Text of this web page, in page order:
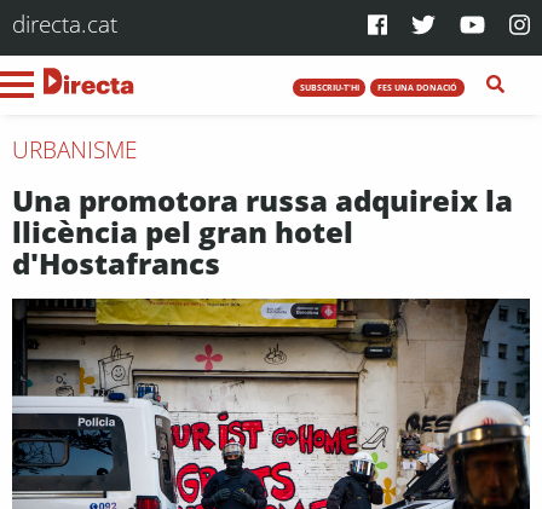
directa.cat
SUBSCRIU-T'HI FES UNA DONACIÓ
URBANISME
Una promotora russa adquireix la
llicència pel gran hotel
d'Hostafrancs